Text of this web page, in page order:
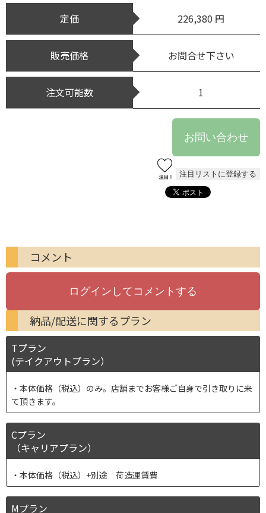
定価 226,380 円
販売価格 お問合せ下さい
注文可能数 1
コメント
納品/配送に関するプラン
Tプラン
(テイクアウトプラン）
本体価格（税込）のみ。店舗までお客様ご自身で引き取りに来
て頂きます。
Cプラン
（キャリアプラン）
本体価格（税込）+別途 荷造運賃費
Mプラン